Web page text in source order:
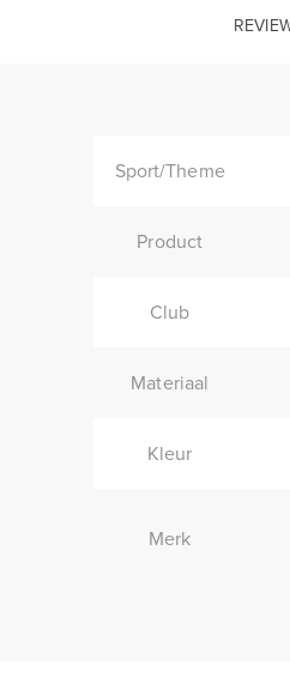
Sport/Theme
Product
Club
Materiaal
Kleur
Merk